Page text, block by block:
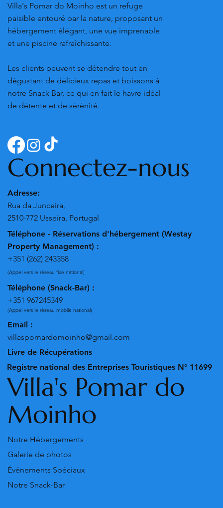
Villa's Pomar do Moinho est un refuge
paisible entouré par la nature, proposant un
hébergement élégant, une vue imprenable
et une piscine rafraîchissante.
Les clients peuvent se détendre tout en
dégustant de délicieux repas et boissons à
notre Snack Bar, ce qui en fait le havre idéal
de détente et de sérénité.
Connectez-nous
Adresse:
Rua da Junceira,
2510-772 Usseira, Portugal
Téléphone - Réservations d'hébergement (Westay
Property Management) :
+351 (262) 243358
(Appel vers le réseau fixe national)
Téléphone (Snack-Bar) :
+351 967245349
(Appel vers le réseau mobile national)
Email :
villaspomardomoinho@gmail.com
Livre de Récupérations
Registre national des Entreprises Touristiques N° 11699
Villa's Pomar do
Moinho
Notre Hébergements
Galerie de photos
Notre Snack-Bar
Événements Spéciaux